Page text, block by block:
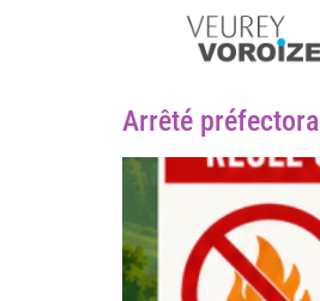
Arrêté préfectoral